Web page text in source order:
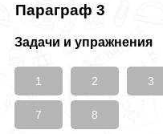
Параграф 3
Задачи и упражнения
1 2 3
7 8